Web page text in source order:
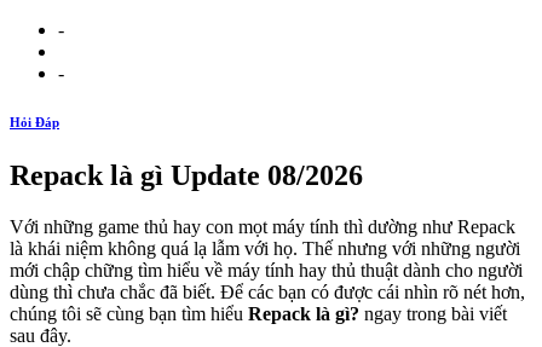
-
-
Hỏi Đáp
Repack là gì Update 08/2026
Với những game thủ hay con mọt máy tính thì dường như Repack
là khái niệm không quá lạ lẫm với họ. Thế nhưng với những người
mới chập chững tìm hiểu về máy tính hay thủ thuật dành cho người
dùng thì chưa chắc đã biết. Để các bạn có được cái nhìn rõ nét hơn,
chúng tôi sẽ cùng bạn tìm hiểu Repack là gì? ngay trong bài viết
sau đây.